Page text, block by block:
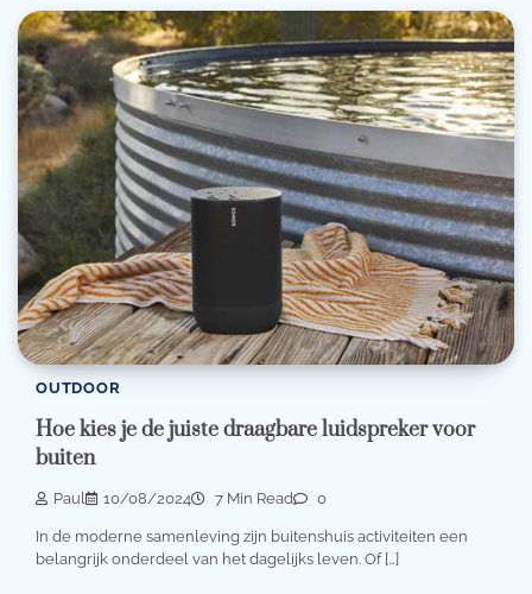
OUTDOOR
Hoe kies je de juiste draagbare luidspreker voor
buiten
Paul 10/08/2024 7 Min Read 0
In de moderne samenleving zijn buitenshuis activiteiten een
belangrijk onderdeel van het dagelijks leven. Of […]